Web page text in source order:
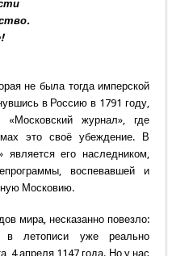
не была тогда имперской
в Россию в 1791 году,
«Московский журнал», где
это своё убеждение. В
его наследником,
воспевавшей и
Московию.
мира, несказанно повезло:
в летописи уже реально
4 апреля 1147 года. Но у нас